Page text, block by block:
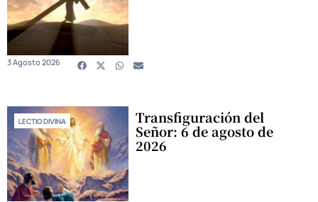
3 Agosto 2026
LECTIO DIVINA Transfiguración del
Señor: 6 de agosto de
2026